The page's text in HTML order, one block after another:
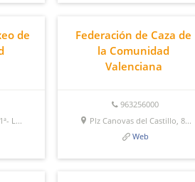
de
L...
Federación de Caza de
la Comunidad
Valenciana
963256000
Plz Canovas del Castillo, 8...
Web